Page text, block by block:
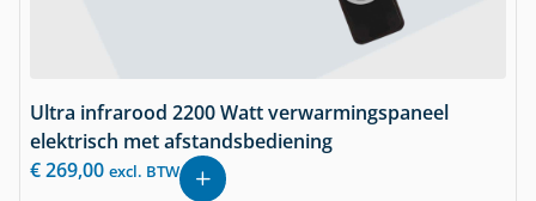
Ultra infrarood 2200 Watt verwarmingspaneel
elektrisch met afstandsbediening
€269,00 excl. BTW